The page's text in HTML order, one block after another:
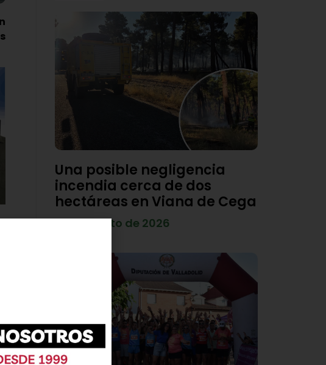
Una posible negligencia
incendia cerca de dos
hectáreas en Viana de Cega
7 de agosto de 2026